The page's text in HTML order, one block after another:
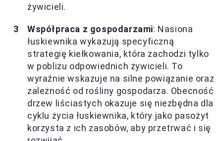
żywicieli.
Współpraca z gospodarzami: Nasiona
łuskiewnika wykazują specyficzną
strategię kiełkowania, która zachodzi tylko
w pobliżu odpowiednich żywicieli. To
wyraźnie wskazuje na silne powiązanie oraz
zależność od rośliny gospodarza. Obecność
drzew liściastych okazuje się niezbędna dla
cyklu życia łuskiewnika, który jako pasożyt
korzysta z ich zasobów, aby przetrwać i się